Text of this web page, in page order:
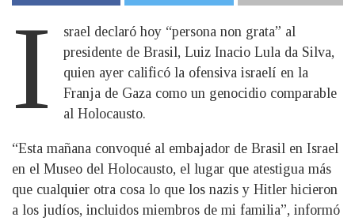
I
srael declaró hoy “persona non grata” al
presidente de Brasil, Luiz Inacio Lula da Silva,
quien ayer calificó la ofensiva israelí en la
Franja de Gaza como un genocidio comparable
al Holocausto.
“Esta mañana convoqué al embajador de Brasil en Israel
en el Museo del Holocausto, el lugar que atestigua más
que cualquier otra cosa lo que los nazis y Hitler hicieron
a los judíos, incluidos miembros de mi familia”, informó